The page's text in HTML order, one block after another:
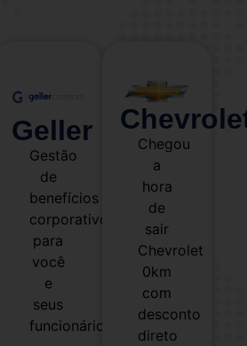
Geller
Gestão
de
benefícios
corporativos
para
você
e
seus
funcionários
Chegou
a
hora
de
sair
Chevrolet
0km
com
desconto
direto